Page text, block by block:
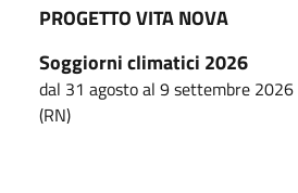
PROGETTO VITA NOVA
Soggiorni climatici 2026
dal 31 agosto al 9 settembre
(RN)